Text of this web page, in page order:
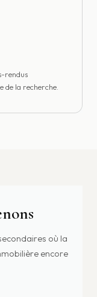
rendus
la recherche.
où la
encore